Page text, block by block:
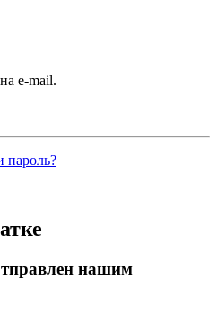
e-mail.
пароль?
нашим